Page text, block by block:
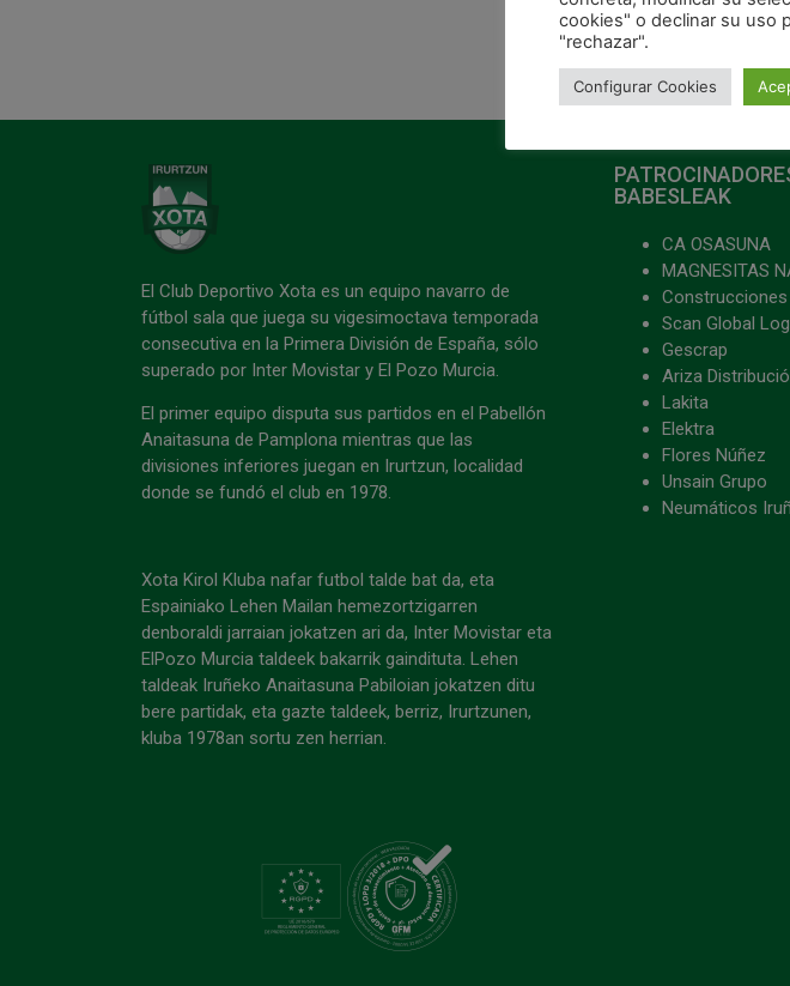
El Club Deportivo Xota es un equipo navarro de
fútbol sala que juega su vigesimoctava temporada
consecutiva en la Primera División de España, sólo
superado por Inter Movistar y El Pozo Murcia.
El primer equipo disputa sus partidos en el Pabellón
Anaitasuna de Pamplona mientras que las
divisiones inferiores juegan en Irurtzun, localidad
donde se fundó el club en 1978.
Xota Kirol Kluba nafar futbol talde bat da, eta
Espainiako Lehen Mailan hemezortzigarren
denboraldi jarraian jokatzen ari da, Inter Movistar eta
ElPozo Murcia taldeek bakarrik gaindituta. Lehen
taldeak Iruñeko Anaitasuna Pabiloian jokatzen ditu
bere partidak, eta gazte taldeek, berriz, Irurtzunen,
kluba 1978an sortu zen herrian.
BABESLEAK
CA OSASUNA
MAGNESITAS
Scan Global
Gescrap
Ariza
Lakita
Elektra
Flores Núñez
Unsain Grupo
Neumáticos
cookies" o declinar su uso
"rechazar".
Configurar Cookies